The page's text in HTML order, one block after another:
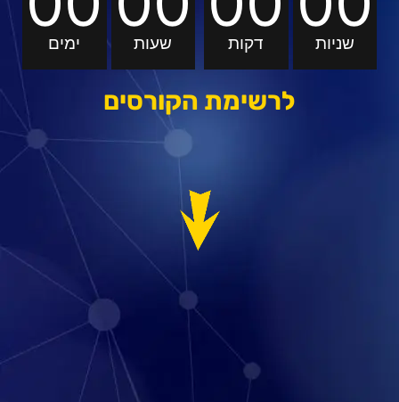
ימים שעות דקות שניות
לרשימת הקורסים